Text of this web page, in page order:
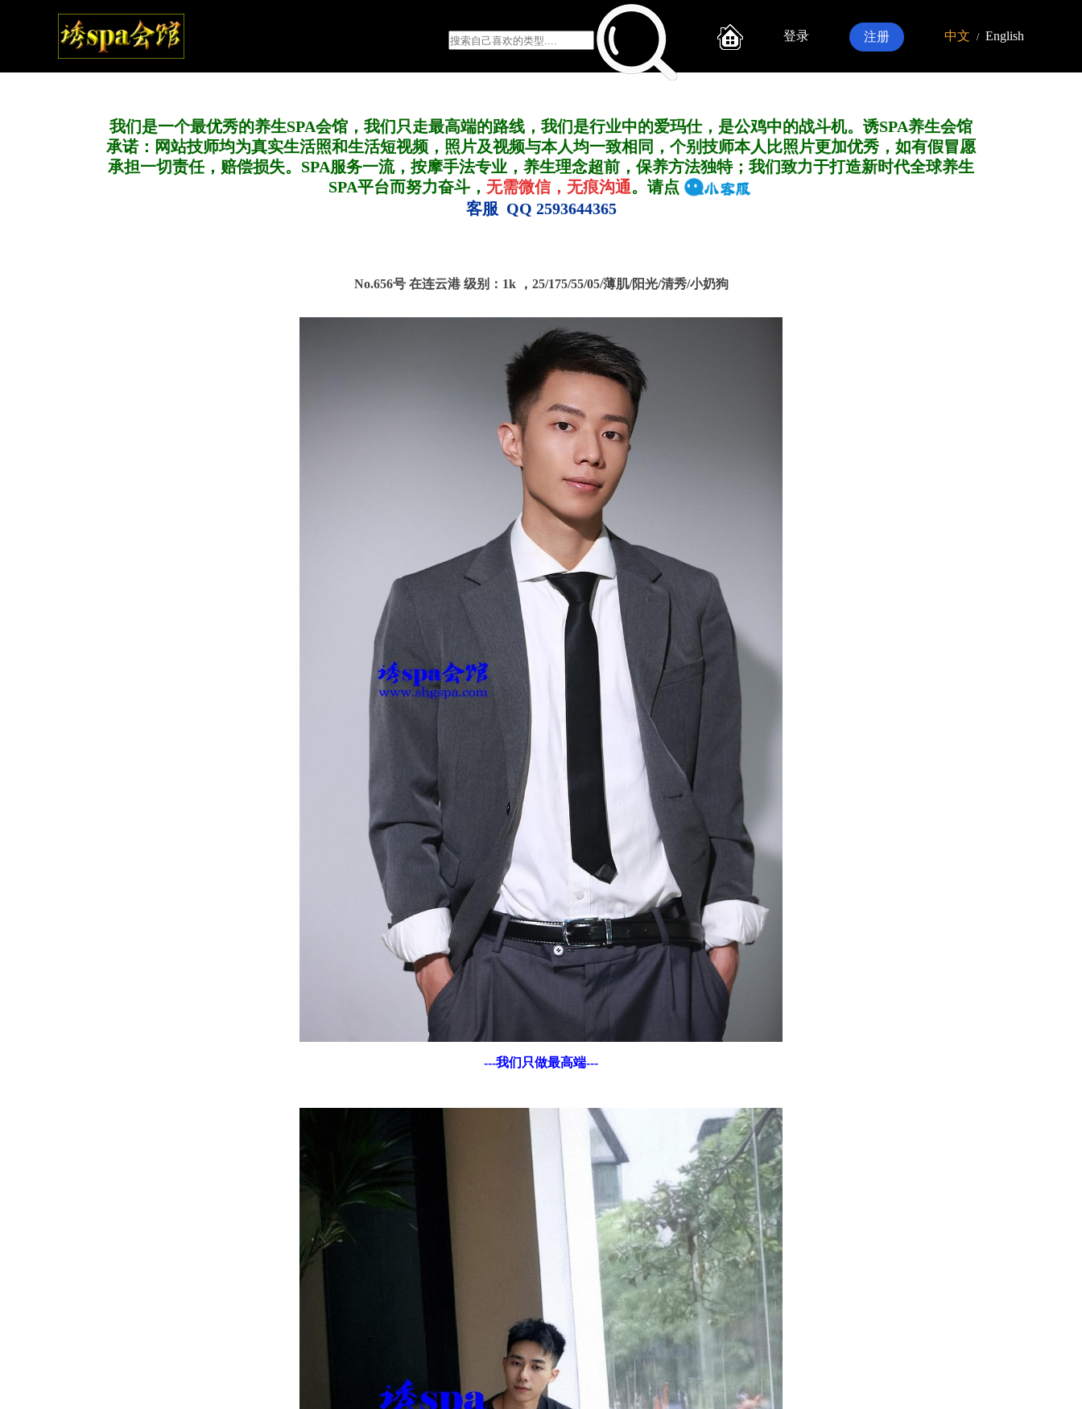
登录 注册 中文 / English
我们是一个最优秀的养生SPA会馆，我们只走最高端的路线，我们是行业中的爱玛仕，是公鸡中的战斗机。诱SPA养生会馆
承诺：网站技师均为真实生活照和生活短视频，照片及视频与本人均一致相同，个别技师本人比照片更加优秀，如有假冒愿
承担一切责任，赔偿损失。SPA服务一流，按摩手法专业，养生理念超前，保养方法独特；我们致力于打造新时代全球养生
SPA平台而努力奋斗， 无需微信，无痕沟通。请点
客服 QQ 2593644365
No.656号 在连云港级别：1k ， 25/175/55/05/薄肌/阳光/清秀/小奶狗
---我们只做最高端---